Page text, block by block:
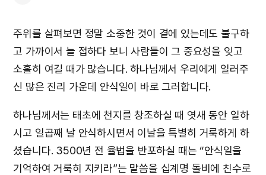
주위를 살펴보면 정말 소중한 것이 곁에 있는데도 불구하
고 가까이서 늘 접하다 보니 사람들이 그 중요성을 잊고
소홀히 여길 때가 많습니다. 하나님께서 우리에게 일러주
신 많은 진리 가운데 안식일이 바로 그러합니다.
하나님께서는 태초에 천지를 창조하실 때 엿새 동안 일하
시고 일곱째 날 안식하시면서 이날을 특별히 거룩하게 하
셨습니다. 3500년 전 율법을 반포하실 때는 “안식일을
기억하여 거룩히 지키라”는 말씀을 십계명 돌비에 친수로